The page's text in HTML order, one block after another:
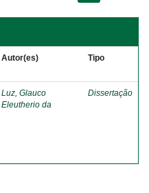
Autor(es) Tipo
Luz, Glauco
Eleutherio da
Dissertação